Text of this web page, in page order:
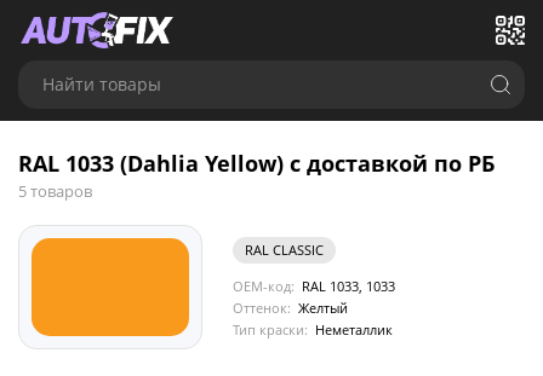
Найти товары
RAL 1033 (Dahlia Yellow) с доставкой по РБ
5 товаров
RAL CLASSIC
OEM-код: RAL 1033, 1033
Оттенок: Желтый
Тип краски: Неметаллик